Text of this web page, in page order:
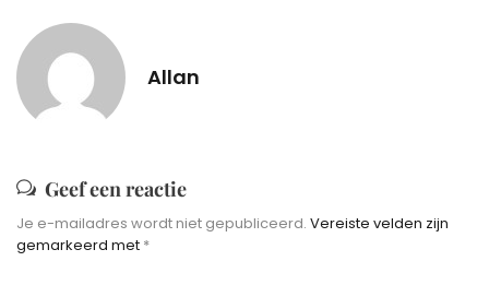
Allan
Geef een reactie
Je e-mailadres wordt niet gepubliceerd. Vereiste velden zijn
gemarkeerd met *